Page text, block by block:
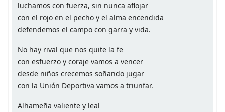
luchamos con fuerza, sin nunca aflojar
con el rojo en el pecho y el alma encendida
defendemos el campo con garra y vida.
No hay rival que nos quite la fe
con esfuerzo y coraje vamos a vencer
desde niños crecemos soñando jugar
con la Unión Deportiva vamos a triunfar.
Alhameña valiente y leal